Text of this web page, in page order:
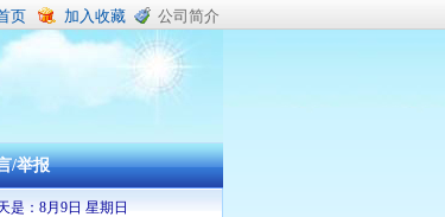
页 加入收藏 公司简介
/举报
级及普陀区机关企事业单位职工疗休养承办旅行社
是： 8月 9日 星期日